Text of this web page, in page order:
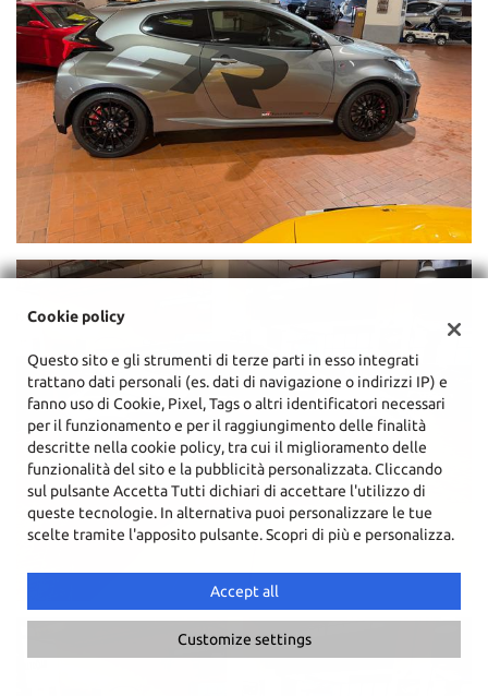
Cookie policy
Questo sito e gli strumenti di terze parti in esso integrati
trattano dati personali (es. dati di navigazione o indirizzi IP) e
fanno uso di Cookie, Pixel, Tags o altri identificatori necessari
per il funzionamento e per il raggiungimento delle finalità
descritte nella cookie policy, tra cui il miglioramento delle
funzionalità del sito e la pubblicità personalizzata. Cliccando
sul pulsante Accetta Tutti dichiari di accettare l'utilizzo di
queste tecnologie. In alternativa puoi personalizzare le tue
scelte tramite l'apposito pulsante. Scopri di più e personalizza.
Accept all
Customize settings